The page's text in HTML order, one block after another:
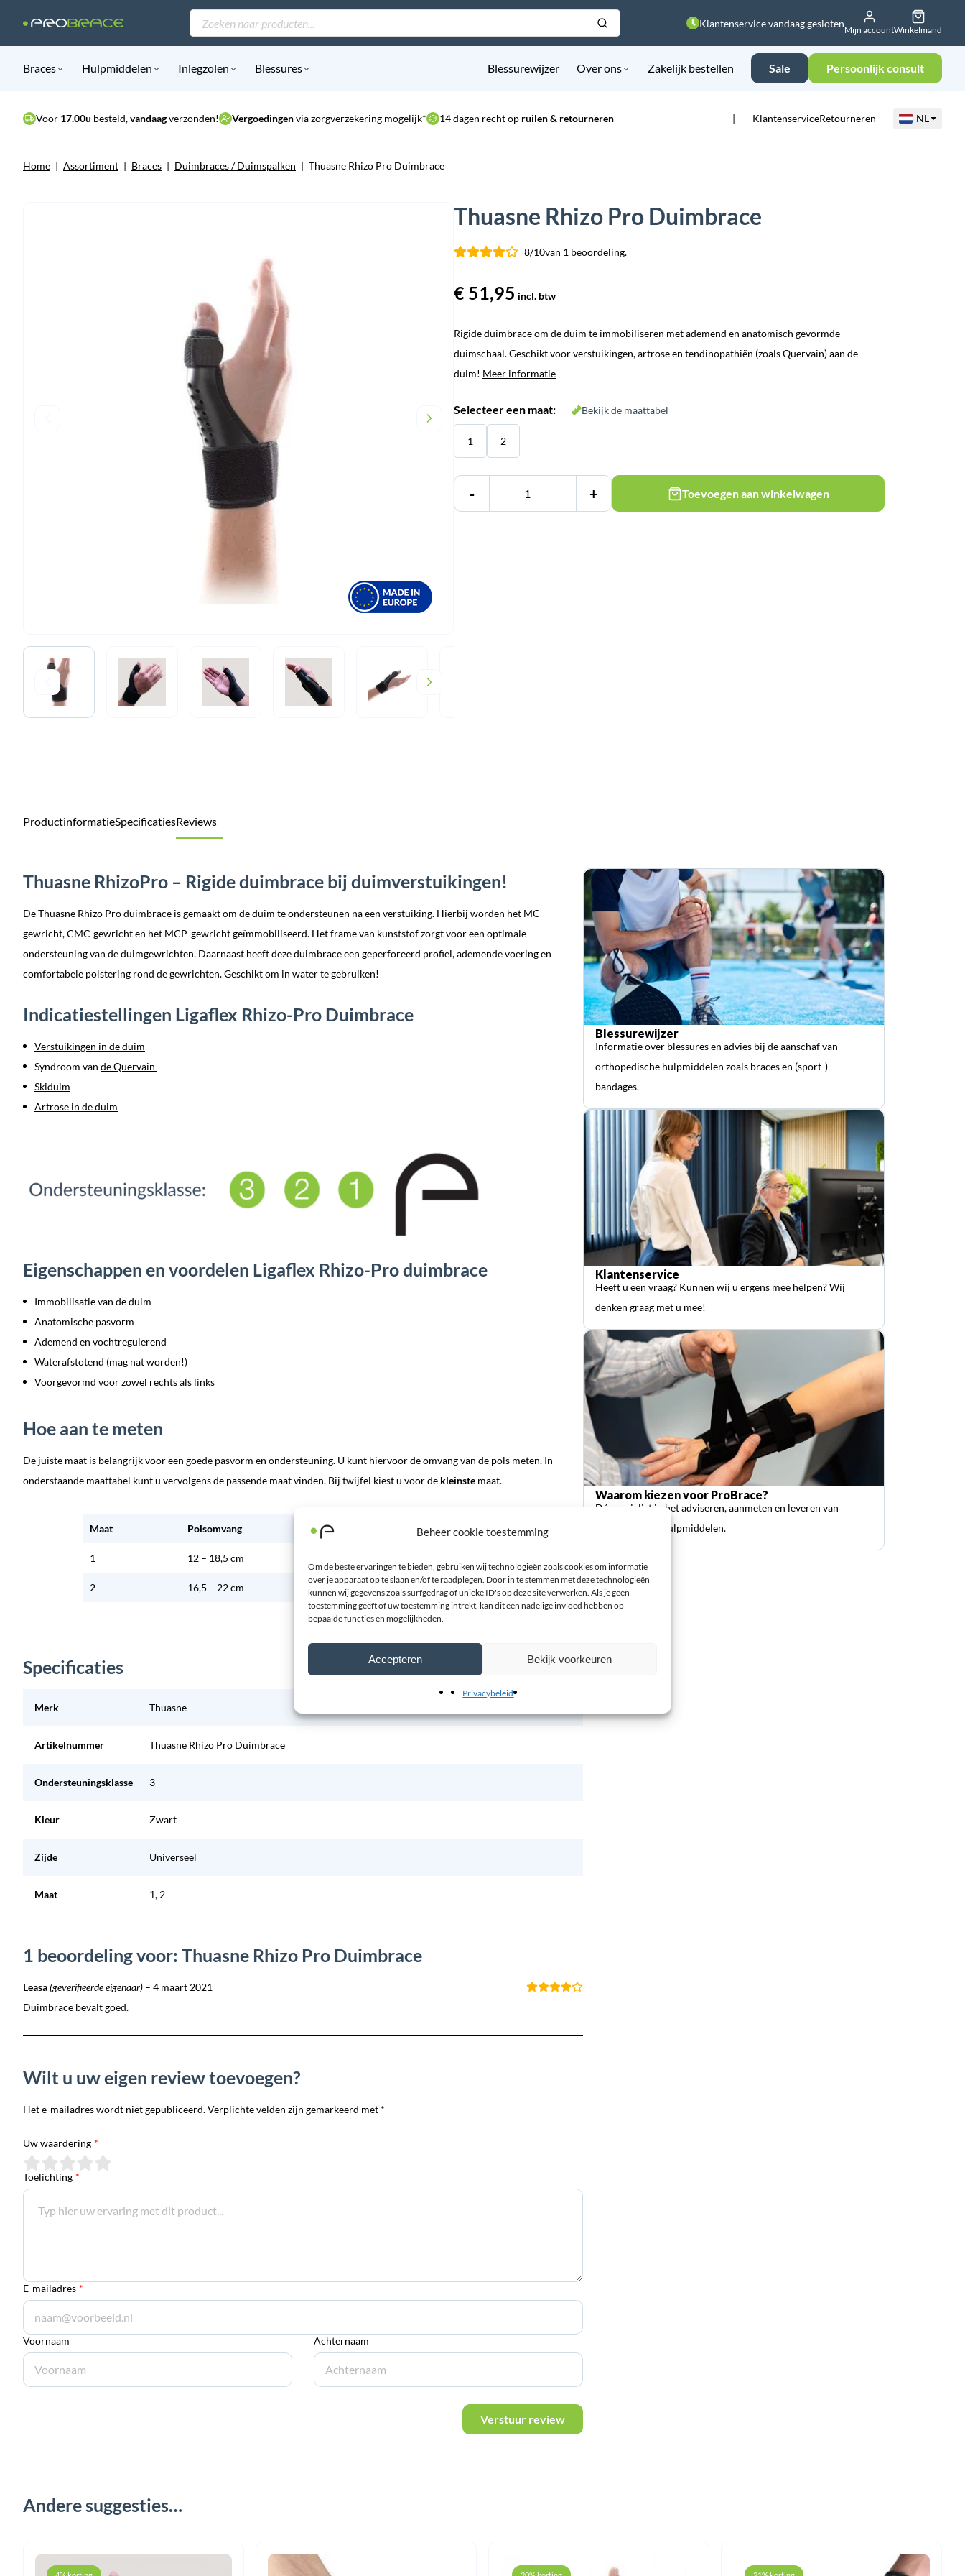
Beheer cookie toestemming
Om de beste ervaringen te bieden, gebruiken wij technologieën zoals cookies om informatie
over je apparaat op te slaan en/of te raadplegen. Door in te stemmen met deze technologieën
kunnen wij gegevens zoals surfgedrag of unieke ID's op deze site verwerken. Als je geen
toestemming geeft of uw toestemming intrekt, kan dit een nadelige invloed hebben op
bepaalde functies en mogelijkheden.
Accepteren Bekijk voorkeuren
Privacybeleid
Producten
zoeken
Klantenservice vandaag gesloten
Mijn accountWinkelmand
Braces Hulpmiddelen Inlegzolen Blessures Blessurewijzer Over ons Zakelijk bestellen Sale Persoonlijk consult
Voor 17.00u besteld,vandaagverzonden! Vergoedingenvia zorgverzekering mogelijk* 14 dagen recht op ruilen & retourneren KlantenserviceRetourneren NL
Home | Assortiment | Braces | Duimbraces / Duimspalken | Thuasne Rhizo Pro Duimbrace
Thuasne Rhizo Pro Duimbrace
8/10van 1 beoordeling.
€ 51,95 incl. btw
Rigide duimbrace om de duim te immobiliseren met ademend en anatomisch gevormde
duimschaal. Geschikt voor verstuikingen, artrose en tendinopathiën (zoals Quervain) aan de
duim! Meer informatie
Selecteer een maat: Bekijk de maattabel
1 2
- + Toevoegen aan winkelwagen
ProductinformatieSpecificatiesReviews
Thuasne RhizoPro – Rigide duimbrace bij duimverstuikingen!
De Thuasne Rhizo Pro duimbrace is gemaakt om de duim te ondersteunen na een verstuiking. Hierbij worden het MC-
gewricht, CMC-gewricht en het MCP-gewricht geïmmobiliseerd. Het frame van kunststof zorgt voor een optimale
ondersteuning van de duimgewrichten. Daarnaast heeft deze duimbrace een geperforeerd profiel, ademende voering en
comfortabele polstering rond de gewrichten. Geschikt om in water te gebruiken!
Indicatiestellingen Ligaflex Rhizo-Pro Duimbrace
Verstuikingen in de duim
Syndroom van de Quervain
Skiduim
Artrose in de duim
Eigenschappen en voordelen Ligaflex Rhizo-Pro duimbrace
Immobilisatie van de duim
Anatomische pasvorm
Ademend en vochtregulerend
Waterafstotend (mag nat worden!)
Voorgevormd voor zowel rechts als links
Hoe aan te meten
De juiste maat is belangrijk voor een goede pasvorm en ondersteuning. U kunt hiervoor de omvang van de pols meten. In
onderstaande maattabel kunt u vervolgens de passende maat vinden. Bij twijfel kiest u voor de kleinste maat.
Maat Polsomvang
1 12 – 18,5 cm
2 16,5 – 22 cm
Specificaties
Merk Thuasne
Artikelnummer Thuasne Rhizo Pro Duimbrace
Ondersteuningsklasse 3
Kleur Zwart
Zijde Universeel
Maat 1, 2
1 beoordeling voor: Thuasne Rhizo Pro Duimbrace
Leasa(geverifieerde eigenaar) – 4 maart 2021
Duimbrace bevalt goed.
Wilt u uw eigen review toevoegen?
Het e-mailadres wordt niet gepubliceerd. Verplichte velden zijn gemarkeerd met *
Uw waardering *
Toelichting *
E-mailadres *
Voornaam Achternaam
Verstuur review
Blessurewijzer
Informatie over blessures en advies bij de aanschaf van
orthopedische hulpmiddelen zoals braces en (sport-)
bandages.
Klantenservice
Heeft u een vraag? Kunnen wij u ergens mee helpen? Wij
denken graag met u mee!
Waarom kiezen voor ProBrace?
Dé specialist in het adviseren, aanmeten en leveren van
orthopedische hulpmiddelen.
Andere suggesties…